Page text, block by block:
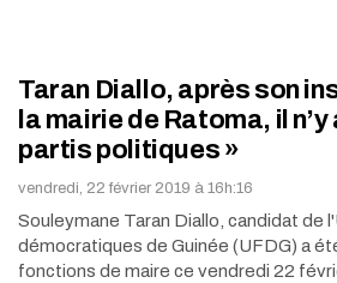
Taran Diallo, après son
la mairie de Ratoma, il
partis politiques »
vendredi, 22 février 2019 à 16h:16
Souleymane Taran Diallo, candidat de
démocratiques de Guinée (UFDG) a
fonctions de maire ce vendredi 22